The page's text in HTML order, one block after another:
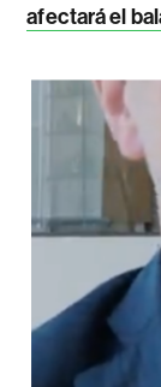
afectará el